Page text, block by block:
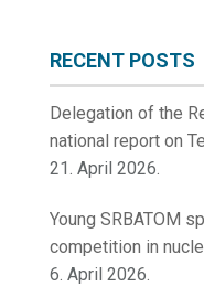
RECENT POSTS
Delegation of the
national report on
Contracting Parties
21. April 2026.
Young SRBATOM
competition in
6. April 2026.